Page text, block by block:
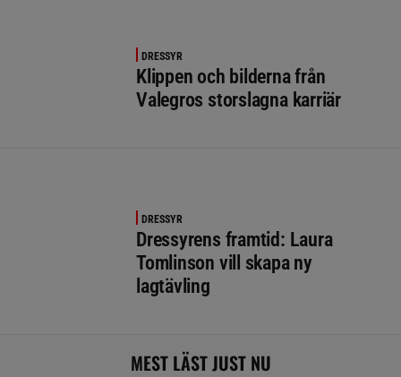
DRESSYR
Klippen och bilderna från
Valegros storslagna karriär
DRESSYR
Dressyrens framtid: Laura
Tomlinson vill skapa ny
lagtävling
MEST LÄST JUST NU